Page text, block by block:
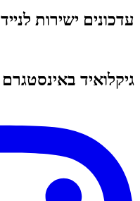
עדכונים ישירות לנייד
גיקלואיד באינסטגרם